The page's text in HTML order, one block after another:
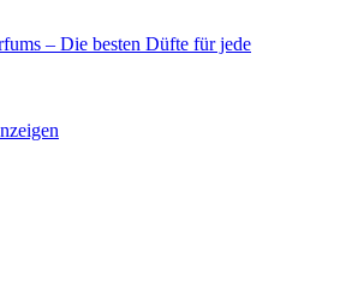
– Die besten Düfte für jede